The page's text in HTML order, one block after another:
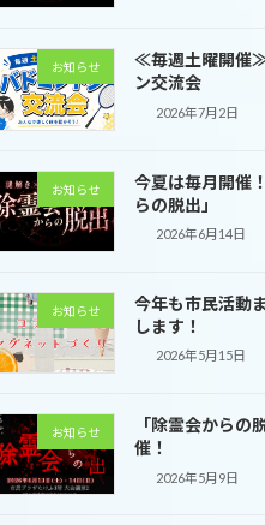
お知らせ
≪毎週土曜開催
ン交流会
2026年7月2日
お知らせ
今夏は毎月開催
らの脱出」
2026年6月14日
お知らせ
今年も市民活動
します！
2026年5月15日
お知らせ
「除霊会からの
催！
2026年5月9日